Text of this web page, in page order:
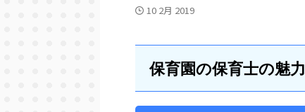
10 2月 2019
保育園の保育士の魅力